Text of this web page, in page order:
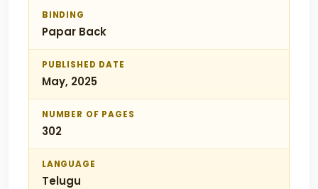
BINDING
Papar Back
PUBLISHED DATE
May, 2025
NUMBER OF PAGES
302
LANGUAGE
Telugu